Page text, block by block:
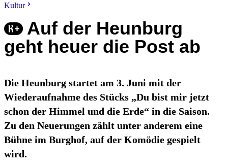
Kultur
Auf der Heunburg
geht heuer die Post ab
Die Heunburg startet am 3. Juni mit der
Wiederaufnahme des Stücks „Du bist mir jetzt
schon der Himmel und die Erde“ in die Saison.
Zu den Neuerungen zählt unter anderem eine
Bühne im Burghof, auf der Komödie gespielt
wird.